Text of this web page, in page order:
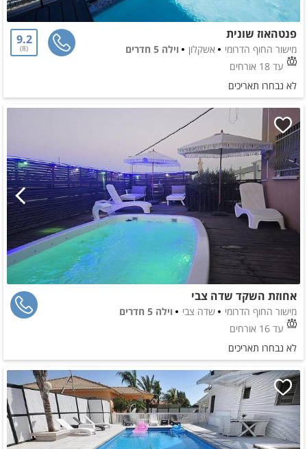
פנטהאוז שונית
מישור החוף הדרומי אשקלון
וילה 5 חדרים
עד 18 אורחים
9.2
8
לא נבחרו תאריכים
אחוזת השקד שדה צבי
מישור החוף הדרומי שדה צבי
וילה 5 חדרים
עד 16 אורחים
לא נבחרו תאריכים